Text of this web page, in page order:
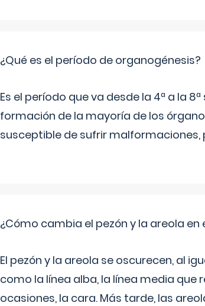
¿Qué es el período de organogénesis?
Es el período que va desde la 4ª a la
formación de la mayoría de los
susceptible de sufrir
¿Cómo cambia el pezón y la areola en
El pezón y la areola se oscurecen, al
como la línea alba, la línea media que
ocasiones, la cara. Más tarde, las